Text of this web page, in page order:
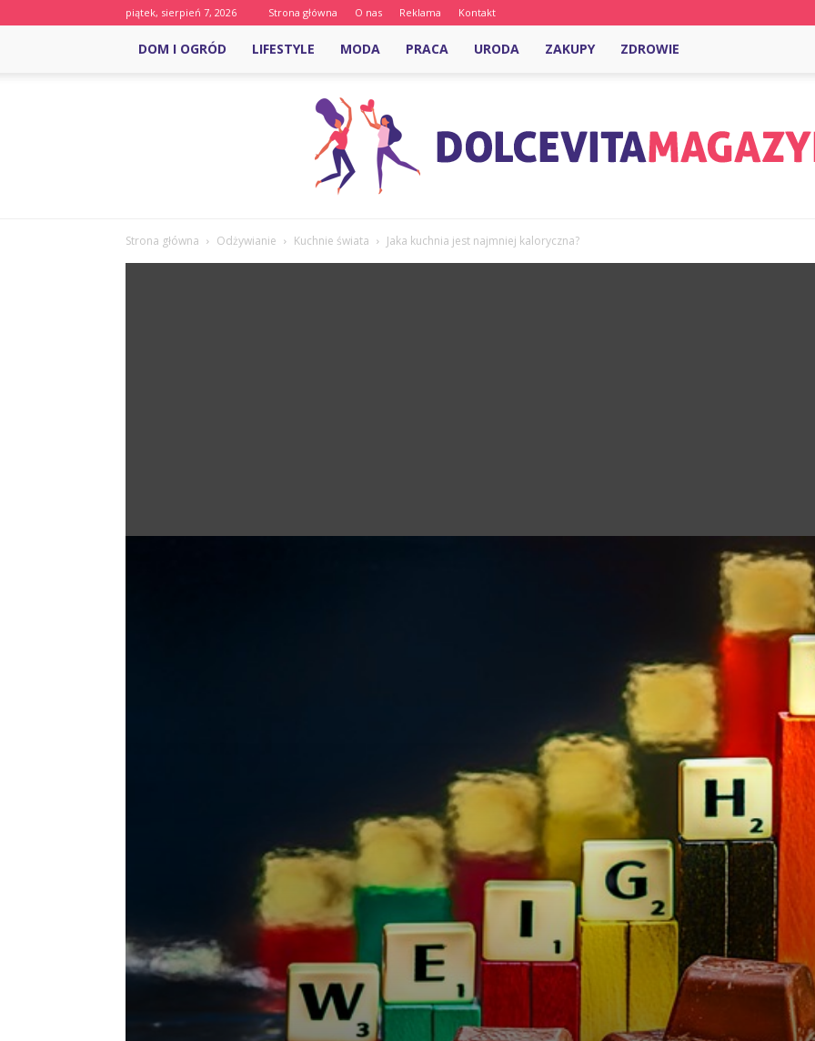
piątek, sierpień 7, 2026 Strona główna O nas Reklama Kontakt
DOM I OGRÓD LIFESTYLE MODA PRACA URODA ZAKUPY ZDROWIE
DolcevitaMagazyn.pl
Strona główna Odżywianie Kuchnie świata Jaka kuchnia jest najmniej kaloryczna?